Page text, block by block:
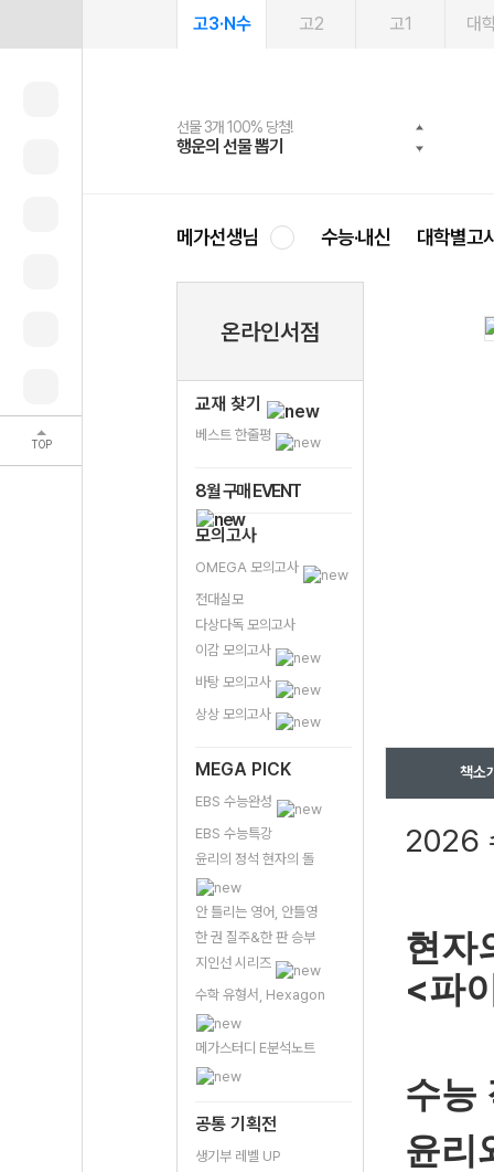
TOP
고3·N수 고2 고1 대
선물 3개 100% 당첨!
행운의 선물 뽑기
선물 100% 증정!
메가스터디 X 올리브
여름방학 스터디 캐시백
메가런 썸머스쿨
2027 러셀 단과
강사 공개선발
스마트러닝앱
설문 EVENT
메가패스
3일 무료 체험권
메가패스 수강생 무료혜택!
메가클럽 멤버십
사회공헌 캠페인
희망이룸 메가나눔
메가선생님 수능·내신 대학별고
온라인서점
교재 찾기
베스트 한줄평
8월 구매 EVENT
모의고사
OMEGA 모의고사
전대실모
다상다독 모의고사
이감 모의고사
바탕 모의고사
상상 모의고사
MEGA PICK
EBS 수능완성
EBS 수능특강
윤리의 정석 현자의 돌
안 틀리는 영어, 안틀영
한 권 질주&한 판 승부
지인선 시리즈
수학 유형서, Hexagon
메가스터디 E분석노트
공통 기획전
생기부 레벨 UP
책소
2026
현자
<파
수능
윤리